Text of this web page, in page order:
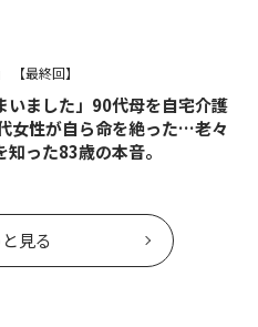
【最終回】
いました」90代母を自宅介護
女性が自ら命を絶った…老々
った83歳の本音。
見る